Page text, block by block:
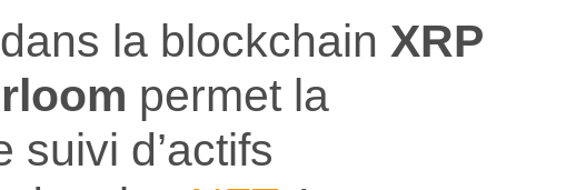
la blockchain XRP
permet la
suivi d’actifs